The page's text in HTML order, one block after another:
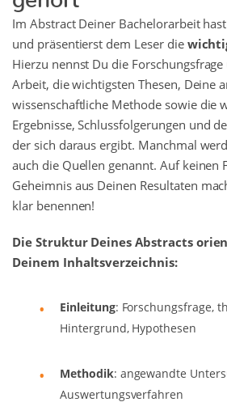
Im Abstract Deiner Bachelorarbeit
und präsentierst dem Leser die
Hierzu nennst Du die
Arbeit, die wichtigsten Thesen, Deine
wissenschaftliche Methode sowie die
Ergebnisse, Schlussfolgerungen und
der sich daraus ergibt. Manchmal
auch die Quellen genannt. Auf keinen
Geheimnis aus Deinen Resultaten
klar benennen!
Die Struktur Deines Abstracts
Deinem Inhaltsverzeichnis:
Einleitung: Forschungsfrage,
Hintergrund, Hypothesen
Methodik: angewandte
Auswertungsverfahren